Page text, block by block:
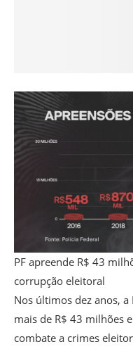
PF apreende R$ 43
corrupção eleitoral
Nos últimos dez anos, a
mais de R$ 43 milhões
combate a crimes